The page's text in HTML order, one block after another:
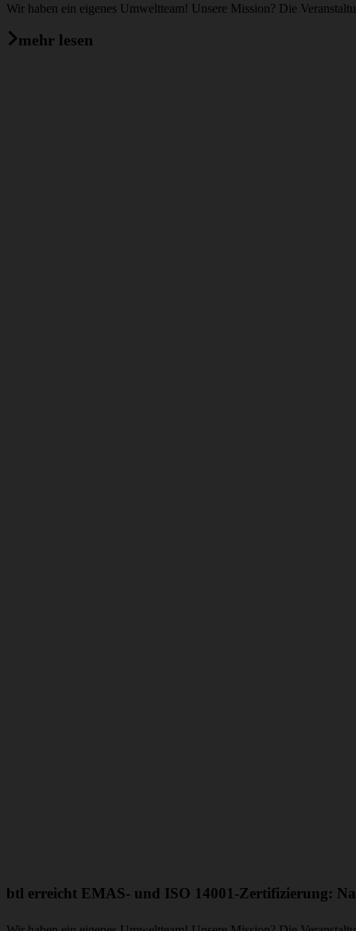
Wir haben ein eigenes Umweltteam! Unsere Mission? Die
mehr lesen
btl erreicht EMAS- und ISO 14001-Zertifizierung: